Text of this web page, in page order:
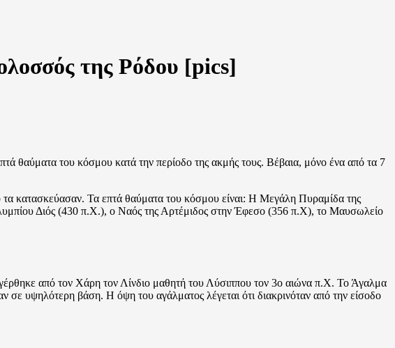
της Ρόδου [pics]
θαύματα του κόσμου κατά την περίοδο της ακμής τους. Βέβαια, μόνο ένα από τα 7
κατασκεύασαν. Τα επτά θαύματα του κόσμου είναι: Η Μεγάλη Πυραμίδα της
Διός (430 π.Χ.), ο Ναός της Αρτέμιδος στην Έφεσο (356 π.Χ), το Μαυσωλείο
από τον Χάρη τον Λίνδιο μαθητή του Λύσιππου τον 3ο αιώνα π.Χ. Το Άγαλμα
σε υψηλότερη βάση. Η όψη του αγάλματος λέγεται ότι διακρινόταν από την είσοδο